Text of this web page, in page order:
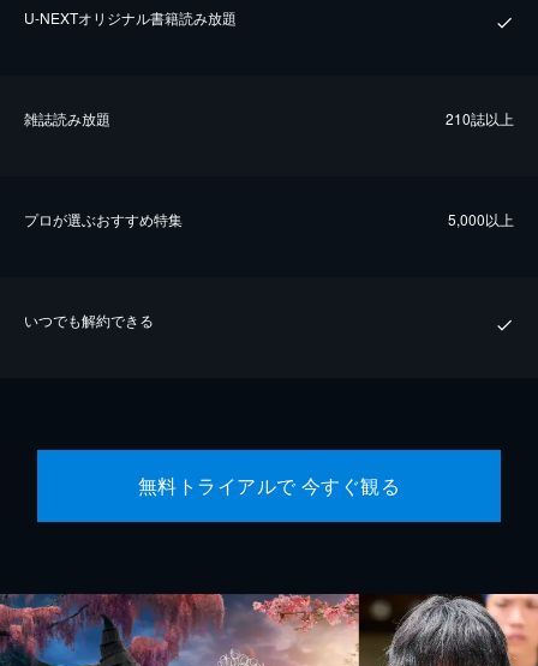
U-NEXTオリジナル書籍読み放題
雑誌読み放題 210誌以上
プロが選ぶおすすめ特集 5,000以上
いつでも解約できる
無料トライアルで 今すぐ観る